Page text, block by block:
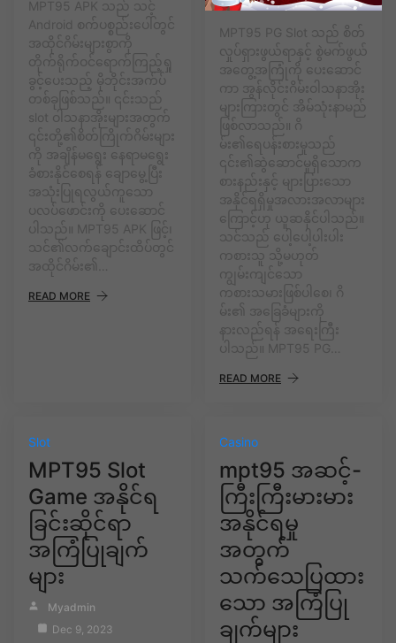
MPT95 APK သည် သင့်
Android စက်ပစ္စည်းပေါ်တွင်
အထိုင်ဂိမ်းများစွာကို
တိုက်ရိုက်ဝင်ရောက်ကြည့်ရှု
ခွင့်ပေးသည့် မိုဘိုင်းအက်ပ်
တစ်ခုဖြစ်သည်။ ၎င်းသည်
slot ဝါသနာအိုးများအတွက်
၎င်းတို့၏စိတ်ကြိုက်ဂိမ်းများ
ကို အချိန်မရွေး နေရာမရွေး
ခံစားနိုင်စေရန် ချောမွေ့ပြီး
အသုံးပြုရလွယ်ကူသော
ပလပ်ဖောင်းကို ပေးဆောင်
ပါသည်။ MPT95 APK ဖြင့်၊
သင်၏လက်ချောင်းထိပ်တွင်
အထိုင်ဂိမ်း၏…
READ MORE
MPT95 PG Slot သည် စိတ်
လှုပ်ရှားဖွယ်ရာနှင့် စွဲမက်ဖွယ်
အတွေ့အကြုံကို ပေးဆောင်
ကာ အွန်လိုင်းဂိမ်းဝါသနာအိုး
များကြားတွင် အိမ်သုံးနာမည်
ဖြစ်လာသည်။ ဂိ
မ်း၏ရေပန်းစားမှုသည်
၎င်း၏ဆွဲဆောင်မှုရှိသောက
စားနည်းနှင့် များပြားသော
အနိုင်ရရှိမှုအလားအလာများ
ကြောင့်ဟု ယူဆနိုင်ပါသည်။
သင်သည် ပေါ့ပေါ့ပါးပါး
ကစားသူ သို့မဟုတ်
ကျွမ်းကျင်သော
ကစားသမားဖြစ်ပါစေ၊ ဂိ
မ်း၏ အခြေခံများကို
နားလည်ရန် အရေးကြီး
ပါသည်။ MPT95 PG…
READ MORE
Slot
MPT95 Slot
Game အနိုင်ရ
ခြင်းဆိုင်ရာ
အကြံပြုချက်
များ
Myadmin
Dec 9, 2023
Casino
mpt95 အဆင့်-
ကြီးကြီးမားမား
အနိုင်ရမှု
အတွက်
သက်သေပြထား
သော အကြံပြု
ချက်များ